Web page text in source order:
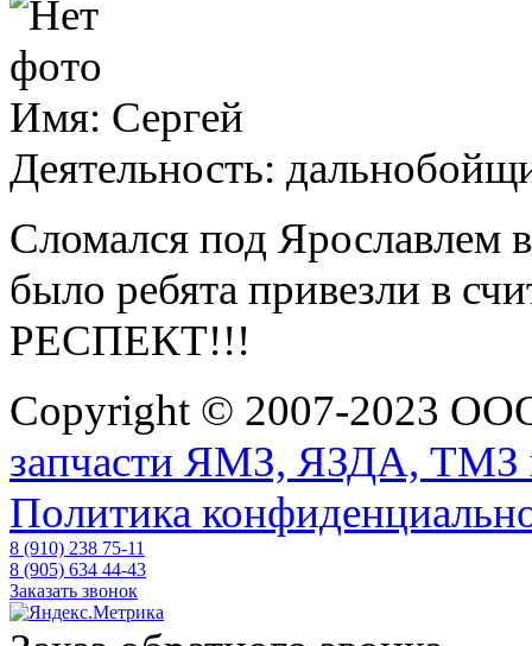
Имя: Сергей
Деятельность:
Сломался под Ярославлем
было ребята привезли в
РЕСПЕКТ!!!
Copyright © 2007-2023
запчасти ЯМЗ, ЯЗДА, ТМЗ
Политика
8 (910) 238 75-11
8 (905) 634 44-43
Заказать звонок